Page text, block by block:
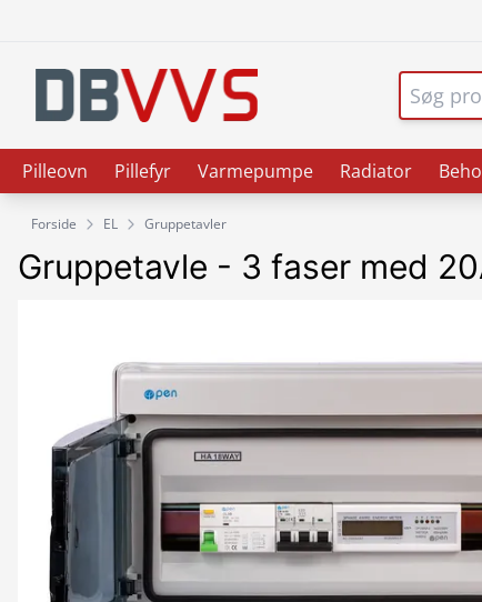
Pilleovn Pillefyr Varmepumpe Radiator
Forside EL Gruppetavler
Gruppetavle - 3 faser med